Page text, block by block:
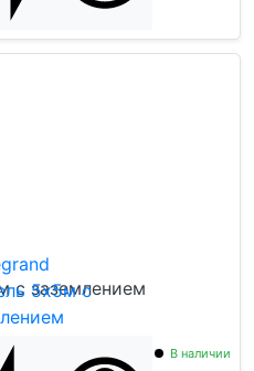
с заземлением
В наличии